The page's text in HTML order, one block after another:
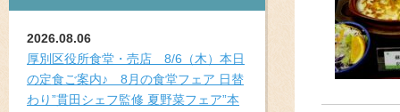
2026.08.06
厚別区役所食堂・売店 8/6（木）本日
の定食ご案内♪ 8月の食堂フェア 日替
わり”貫田シェフ監修 夏野菜フェア”本